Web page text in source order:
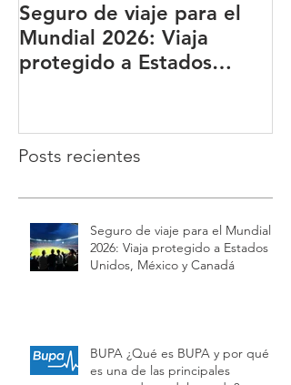
Seguro de viaje para el
Mundial 2026: Viaja
protegido a Estados
Posts recientes
Seguro de viaje para el Mundial
2026: Viaja protegido a Estados
Unidos, México y Canadá
BUPA ¿Qué es BUPA y por qué
es una de las principales